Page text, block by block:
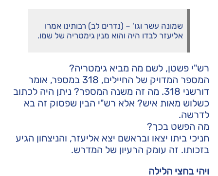
שמונה עשר וגו' – (נדרים לב) רבותינו אמרו
אליעזר לבדו היה והוא מנין גימטריה של שמו.
רש"י פשטן, לשם מה מביא גימטריה?
המספר המדויק של החיילים, 318 במספר, אומר
דורשני 318. מה זה משנה המספר? ניתן היה לכתוב
כשלוש מאות איש? אלא רש"י הבין שפסוק זה בא
לדרשה.
מה הפשט בכך?
חניכי ביתו יצאו ובראשם יצא אליעזר, והניצחון הגיע
בזכותו. זה עומק הרעיון של המדרש.
ויהי בחצי הלילה